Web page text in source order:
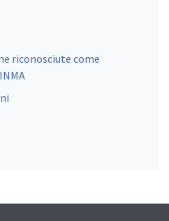
riconosciute come